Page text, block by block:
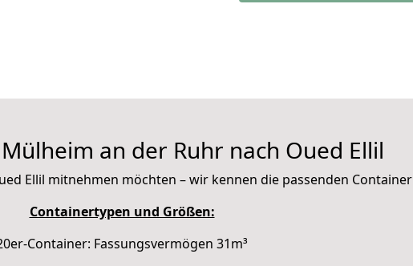
an der Ruhr nach Oued Ellil
Ellil mitnehmen möchten – wir kennen die passenden Container
Containertypen und Größen:
Container: Fassungsvermögen 31m³